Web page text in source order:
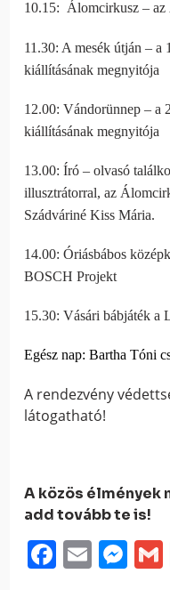
10.15: Álomcirkusz – az
11.30: A mesék útján – a
kiállításának megnyitója
12.00: Vándorünnep – a
kiállításának megnyitója
13.00: Író – olvasó
illusztrátorral, az
Szádváriné Kiss Mária.
14.00: Óriásbábos
BOSCH Projekt
15.30: Vásári bábjáték a
Egész nap: Bartha Tóni
A rendezvény
látogatható!
A közös
add tovább te is!
Email